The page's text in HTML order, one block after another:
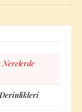
Derinlikleri